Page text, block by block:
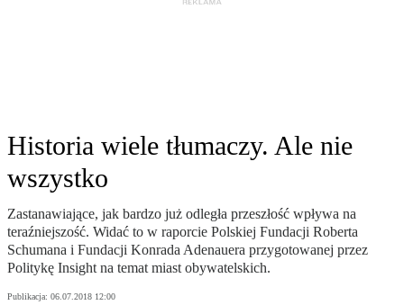
Historia wiele tłumaczy. Ale nie
wszystko
Zastanawiające, jak bardzo już odległa przeszłość wpływa na
teraźniejszość. Widać to w raporcie Polskiej Fundacji Roberta
Schumana i Fundacji Konrada Adenauera przygotowanej przez
Politykę Insight na temat miast obywatelskich.
Publikacja: 06.07.2018 12:00